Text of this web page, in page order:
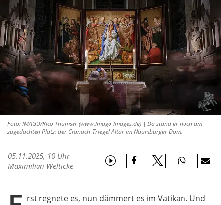
Foto: IMAGO/Rico Thumser (www.imago-images.de) | Da stand er noch am
zugedachten Platz: der Cranach-Triegel-Altar im Naumburger Dom.
05.11.2025, 10 Uhr
Maximilian Welticke
rst regnete es, nun dämmert es im Vatikan. Und